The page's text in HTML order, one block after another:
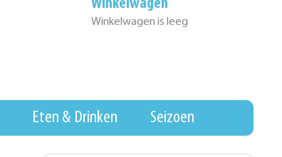
Winkelwagen
Winkelwagen is leeg
Eten & Drinken Seizoen